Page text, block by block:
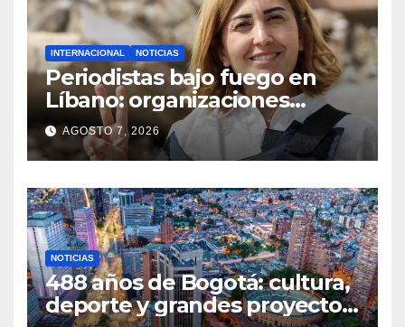
INTERNACIONAL NOTICIAS
Periodistas bajo fuego en
Líbano: organizaciones
denuncian ataques y exigen
justicia
AGOSTO 7, 2026
NOTICIAS
488 años de Bogotá: cultura,
deporte y grandes proyectos